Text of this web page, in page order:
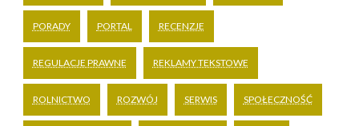
PORADY PORTAL RECENZJE
REGULACJE PRAWNE REKLAMY TEKSTOWE
ROLNICTWO ROZWÓJ SERWIS SPOŁECZNOŚĆ